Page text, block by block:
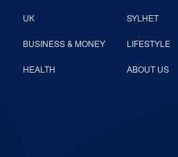
UK SYLHET
BUSINESS & MONEY LIFESTYLE
HEALTH ABOUT US